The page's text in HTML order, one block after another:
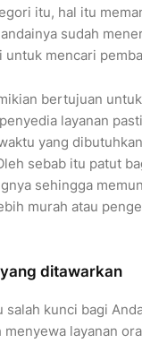
itu, hal itu
sudah
untuk mencari
bertujuan
layanan
yang
sebab itu patut
sehingga
murah atau
ditawarkan
salah kunci bagi
menyewa layanan